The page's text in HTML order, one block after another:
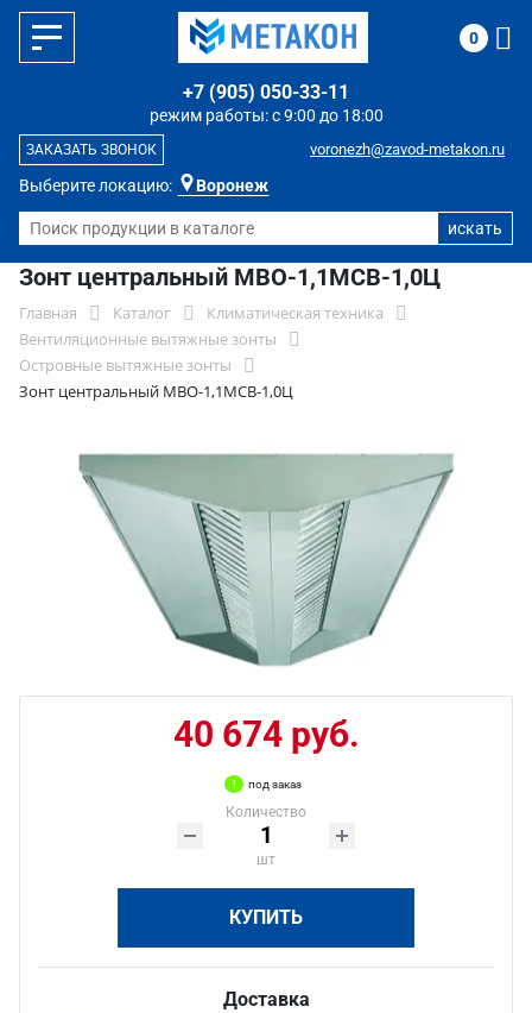
Выберите локацию: Воронеж
режим работы: с 9:00 до 18:00
+7 (905) 050-33-11
voronezh@zavod-metakon.ru
ЗАКАЗАТЬ ЗВОНОК
0
Зонт центральный МВО-1,1МСВ-1,0Ц
Главная Каталог
Климатическая техника
Вентиляционные вытяжные зонты
Островные вытяжные зонты
Зонт центральный МВО-1,1МСВ-1,0Ц
40 674 руб.
под заказ
Количество
шт
КУПИТЬ
Доставка